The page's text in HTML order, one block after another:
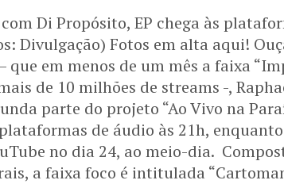
Di Propósito, EP chega às
Divulgação) Fotos em alta aqui!
em menos de um mês a faixa
de 10 milhões de streams -,
parte do projeto “Ao Vivo na
de áudio às 21h,
no dia 24, ao meio-dia.
a faixa foco é intitulada